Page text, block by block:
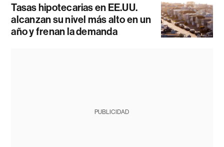
Tasas hipotecarias en EE.UU.
alcanzan su nivel más alto en un
año y frenan la demanda
PUBLICIDAD